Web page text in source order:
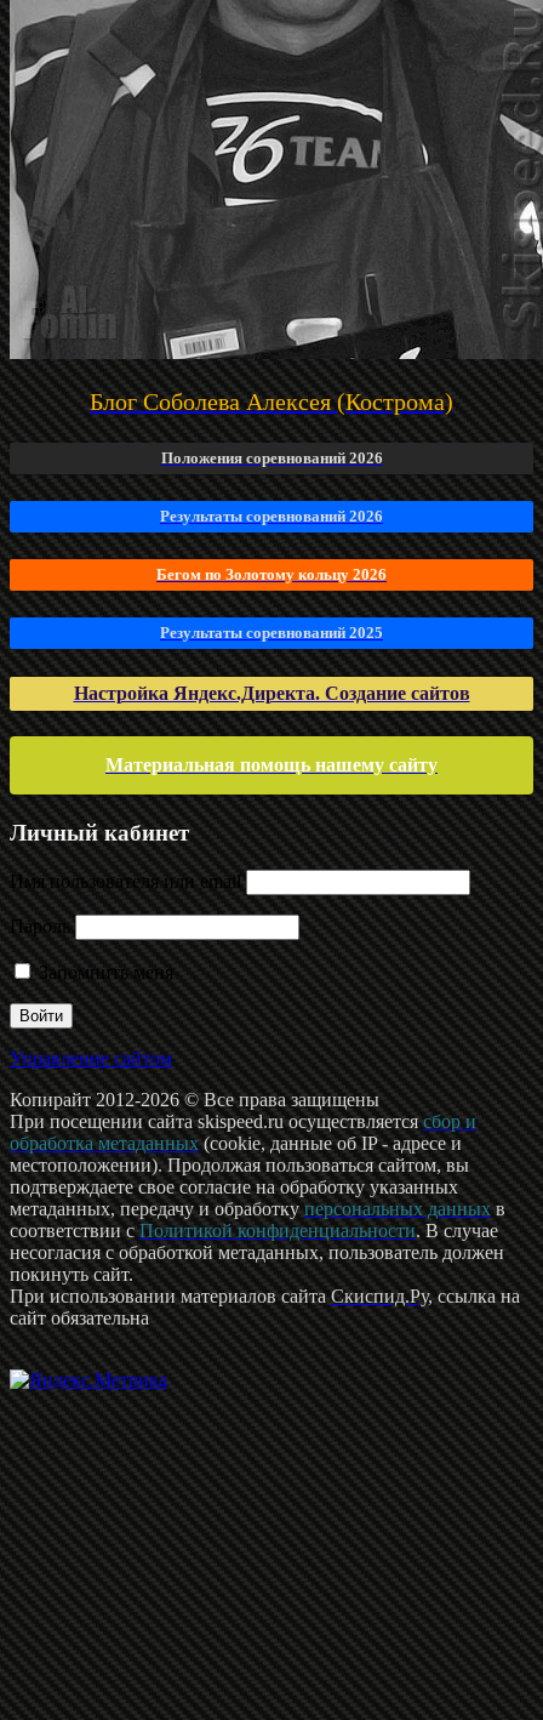
Блог Соболева Алексея (Кострома)
Положения соревнований 2026
Результаты соревнований 2026
Бегом по Золотому кольцу 2026
Результаты соревнований 2025
Настройка Яндекс.Директа. Создание сайтов
Материальная помощь нашему сайту
Личный кабинет
Имя пользователя или email
Пароль
Запомнить меня
Управление сайтом
Копирайт 2012-2026 © Все права защищены
При посещении сайта skispeed.ru осуществляетсясбор и
обработка метаданных(cookie, данные об IP - адресе и
местоположении). Продолжая пользоваться сайтом, вы
подтверждаете свое согласие на обработку указанных
метаданных, передачу и обработкуперсональных данныхв
соответствии сПолитикой конфиденциальности. В случае
несогласия с обработкой метаданных, пользователь должен
покинуть сайт.
При использовании материалов сайтаСкиспид.Ру, ссылка на
сайт обязательна